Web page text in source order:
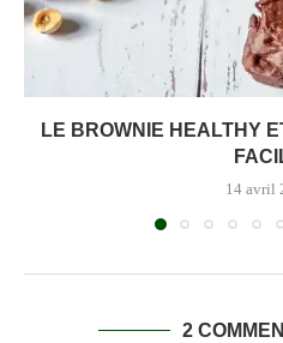
LE BROWNIE HEALTHY
14 avril
2